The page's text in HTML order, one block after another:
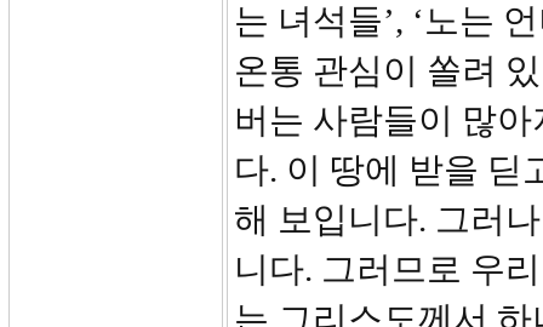
는 녀석들’, ‘노는
온통 관심이 쏠려
버는 사람들이 많
다. 이 땅에 받을 딛
해 보입니다. 그러
니다. 그러므로 우
는 그리스도께서